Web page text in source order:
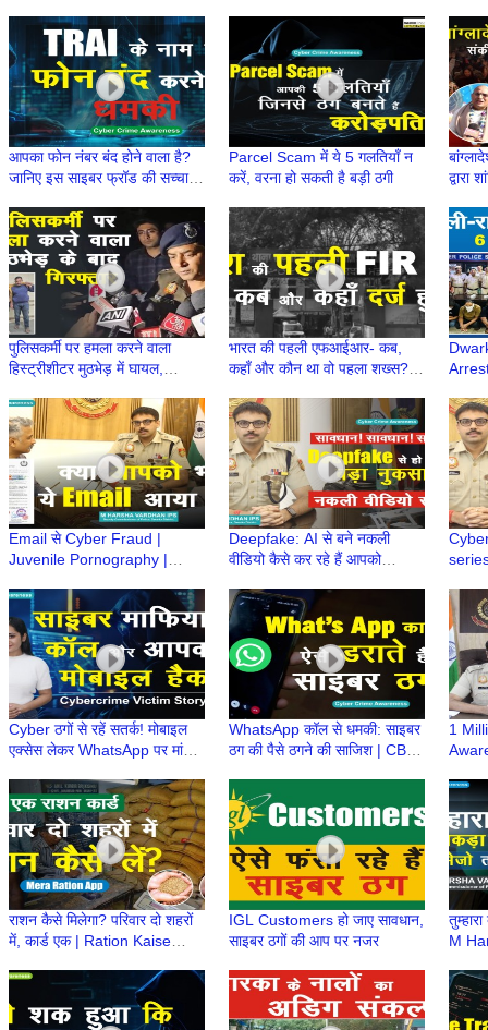
Gold Manufacturers
आपका फोन नंबर बंद होने वाला है?
जानिए इस साइबर फ्रॉड की सच्चाई |
Parcel Scam में ये 5 गलतियाँ न
करें, वरना हो सकती है बड़ी ठगी
द्वारा
पुलिसकर्मी पर हमला करने वाला
हिस्ट्रीशीटर मुठभेड़ में घायल,
भारत की पहली एफआईआर- कब,
कहाँ और कौन था वो पहला शख्स? |
Report
Email से Cyber Fraud |
Juvenile Pornography |
Abuse |M Harsha Vardhan
IPS
Deepfake: AI से बने नकली
वीडियो कैसे कर रहे हैं आपको
Vardhan | CyberSuraksha
ख़ास
Cyber ठगों से रहें सतर्क! मोबाइल
एक्सेस लेकर WhatsApp पर मांगते
Story
WhatsApp कॉल से धमकी: साइबर
ठग की पैसे ठगने की साजिश | CBI
ka phone
1
राशन कैसे मिलेगा? परिवार दो शहरों
में, कार्ड एक | Ration Kaise
App
IGL Customers हो जाए सावधान,
साइबर ठगों की आप पर नजर
M